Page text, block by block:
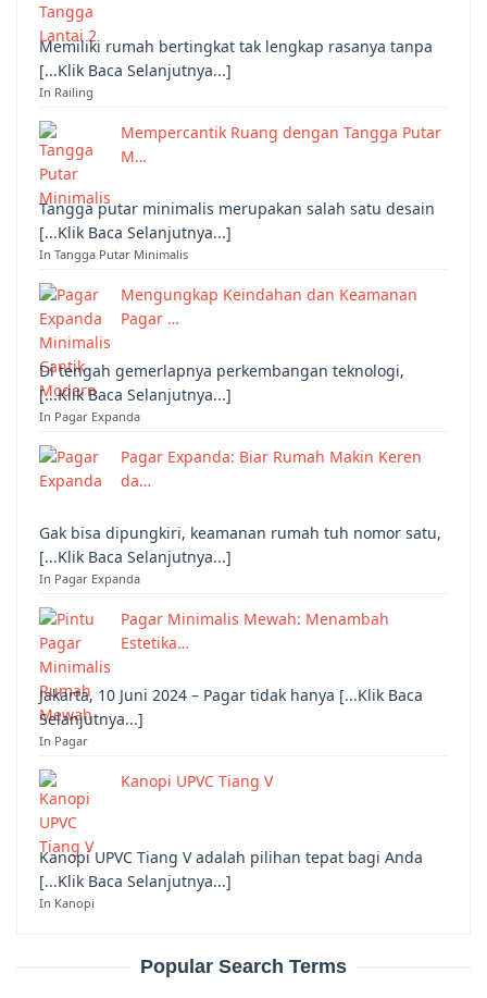
Memiliki rumah bertingkat tak lengkap rasanya tanpa
[...Klik Baca Selanjutnya...]
In Railing
Mempercantik Ruang dengan Tangga Putar
M…
Tangga putar minimalis merupakan salah satu desain
[...Klik Baca Selanjutnya...]
In Tangga Putar Minimalis
Mengungkap Keindahan dan Keamanan
Pagar …
Di tengah gemerlapnya perkembangan teknologi,
[...Klik Baca Selanjutnya...]
In Pagar Expanda
Pagar Expanda: Biar Rumah Makin Keren
da…
Gak bisa dipungkiri, keamanan rumah tuh nomor satu,
[...Klik Baca Selanjutnya...]
In Pagar Expanda
Pagar Minimalis Mewah: Menambah
Estetika…
Jakarta, 10 Juni 2024 – Pagar tidak hanya [...Klik Baca
Selanjutnya...]
In Pagar
Kanopi UPVC Tiang V
Kanopi UPVC Tiang V adalah pilihan tepat bagi Anda
[...Klik Baca Selanjutnya...]
In Kanopi
Popular Search Terms